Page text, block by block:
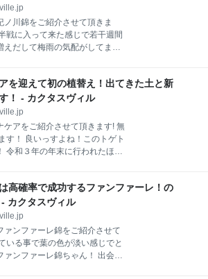
ぽいかな～(*´Д｀) そんなネオ
がこの春、我が家では、なかな
ってくれておりました！ １つの
合いへし合いひしめき合って
ちを眺めています！ 確かにこの
ちゃんが幅を利かせているおか
一つなんでバシっとチョンパ
川錦をご紹介させて頂きま
戦に入って来た感じで若干週間
えだして梅雨の気配がしてまい
を愛でる方々には憂鬱な日々が
では必要な雨量ですからね。
り言ってはいられませんがこ
り悩みの種ではあります... そん
前に顔色が優れない紀ノ川錦ち
り出した頃から頭の部分がピン
ノ川は、すこぶる順調な生長を
りだからってこの生長差は違
ん。 梅雨前のデリケートな時
を迎えて初の植替え！出てきた土と新
！ - カクタスヴィル
ケアをご紹介させて頂きます! 無
す！ 良いっすよね！このトゲト
令和３年の年末に行われたほぼ
そろ今の鉢では狭い感じ... 多肉
雨と夏前に一回り大きい鉢へ
リナちゃんは我が家に来てまだ
ません。 現在の根の状態とか…
鉢の中に使っている土はどんな
？だとか… 大変気にもなります
高確率で成功するファンファーレ！の
- カクタスヴィル
ァンファーレ錦をご紹介させて
いる事で葉の色が淡い感じでと
ァンファーレ錦ちゃん！ 出会い